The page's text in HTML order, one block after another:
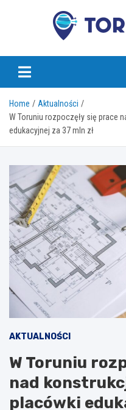
Home
Aktualności
W Toruniu rozpoczęły się prace
edukacyjnej za 37 mln zł
AKTUALNOŚCI
W Toruniu
nad
placówki